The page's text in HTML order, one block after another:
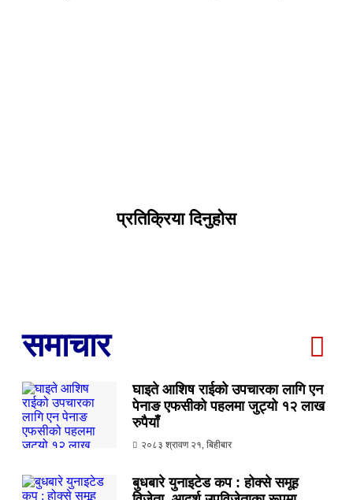
प्रतिक्रिया दिनुहोस
समाचार
घाइते आशिष राईको उपचारका लागि एन
पेनाङ एफसीको पहलमा जुट्यो १२ लाख
रुपैयाँ
२०८३ श्रावण २१, बिहीबार
बुधबारे युनाइटेड कप : होक्से समूह